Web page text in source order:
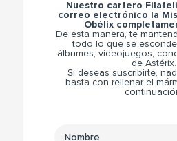
Nuestro cartero
correo electrónico la
Obélix
De esta manera, te
todo lo que se
álbumes, videojuegos,
de Astérix.
Si deseas suscribirte,
basta con rellenar el